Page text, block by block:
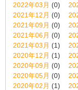
2022年03月 (0)
2021年12月 (0)
2021年09月 (0)
2021年06月 (0)
2021年03月 (1)
2020年12月 (1)
2020年09月 (0)
2020年05月 (0)
2020年02月 (1)